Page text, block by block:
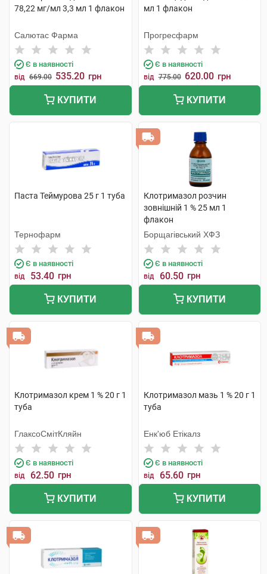
78,22 мг/мл 3,3 мл 1 флакон
Салютас Фарма
Є в наявності
від 669.00 535.20 грн
КУПИТИ
мл 1 флакон
Прогресфарм
Є в наявності
від 775.00 620.00 грн
КУПИТИ
Паста Теймурова 25 г 1 туба
Тернофарм
Є в наявності
від 53.40 грн
КУПИТИ
Клотримазол розчин
зовнішній 1 % 25 мл 1
флакон
Борщагівський ХФЗ
Є в наявності
від 60.50 грн
КУПИТИ
Клотримазол крем 1 % 20 г 1
туба
ГлаксоСмітКляйн
Є в наявності
від 62.50 грн
КУПИТИ
Клотримазол мазь 1 % 20 г 1
туба
Енк'юб Етікалз
Є в наявності
від 65.60 грн
КУПИТИ